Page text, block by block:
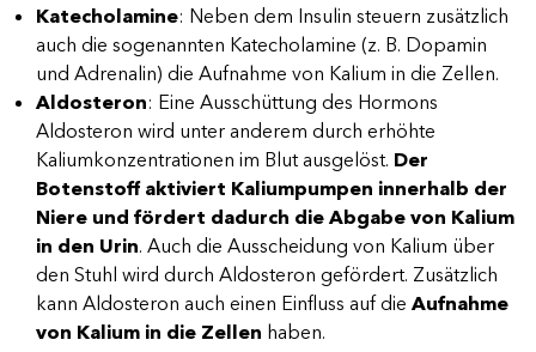
Katecholamine: Neben dem Insulin steuern zusätzlich
auch die sogenannten Katecholamine (z. B. Dopamin
und Adrenalin) die Aufnahme von Kalium in die Zellen.
Aldosteron: Eine Ausschüttung des Hormons
Aldosteron wird unter anderem durch erhöhte
Kaliumkonzentrationen im Blut ausgelöst. Der
Botenstoff aktiviert Kaliumpumpen innerhalb der
Niere und fördert dadurch die Abgabe von Kalium
in den Urin. Auch die Ausscheidung von Kalium über
den Stuhl wird durch Aldosteron gefördert. Zusätzlich
kann Aldosteron auch einen Einfluss auf die Aufnahme
von Kalium in die Zellen haben.